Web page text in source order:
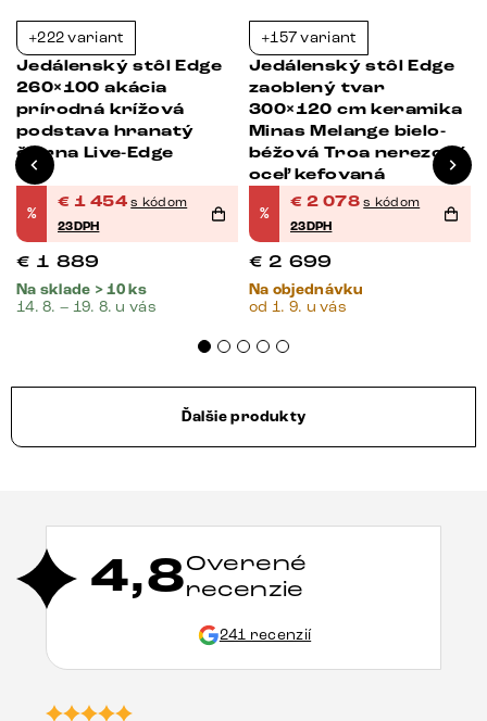
+222 variant
Jedálenský stôl Edge
260×100 akácia
prírodná krížová
podstava hranatý
čierna Live-Edge
%
€ 1 454 s kódom
23DPH
€ 1 889
Na sklade > 10 ks
14. 8. – 19. 8. u vás
+157 variant
Jedálenský stôl Edge
zaoblený tvar
300×120 cm keramika
Minas Melange bielo-
béžová Troa nerezová
oceľ kefovaná
%
€ 2 078 s kódom
23DPH
€ 2 699
Na objednávku
od 1. 9. u vás
Ďalšie produkty
4,8Overené
recenzie
241 recenzií